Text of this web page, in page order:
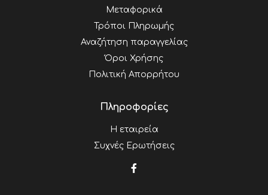
Μεταφορικά
Τρόποι Πληρωμής
Αναζήτηση παραγγελίας
Όροι Χρήσης
Πολιτική Απορρήτου
Πληροφορίες
Η εταιρεία
Συχνές Ερωτήσεις